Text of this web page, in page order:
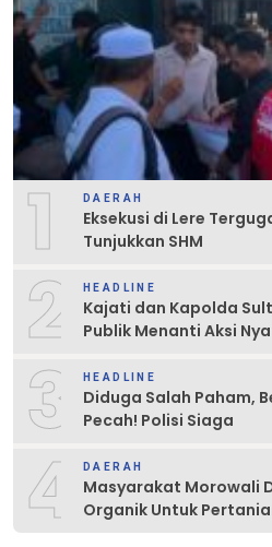
1 DAERAH
Eksekusi di Lere
Tunjukkan SHM
2 HEADLINE
Kajati dan Kapolda
Publik Menanti Aksi
3 HEADLINE
Diduga Salah Paham,
Pecah! Polisi Siaga
4 DAERAH
Masyarakat Morowali
Organik Untuk